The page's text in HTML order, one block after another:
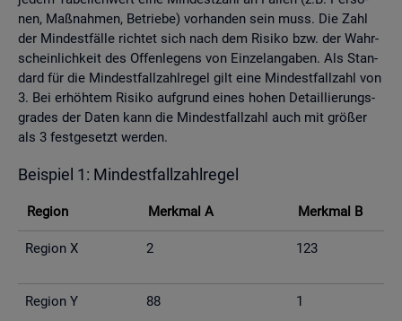
nen, Maß­nah­men, Be­trie­be) vor­han­den sein muss. Die Zahl
der Min­dest­fäl­le rich­tet sich nach dem Ri­si­ko bzw. der Wahr­
schein­lich­keit des Of­fen­le­gens von Ein­zel­an­ga­ben. Als Stan­
dard für die Min­dest­fall­zahl­re­gel gilt eine Min­dest­fall­zahl von
3. Bei er­höh­tem Ri­si­ko auf­grund eines hohen De­tail­lie­rungs­
gra­des der Daten kann die Min­dest­fall­zahl auch mit grö­ßer
als 3 fest­ge­setzt wer­den.
Bei­spiel 1: Min­dest­fall­zahl­re­gel
Re­gi­on Merk­mal A Merk­mal B
Re­gi­on X 2 123
Re­gi­on Y 88 1